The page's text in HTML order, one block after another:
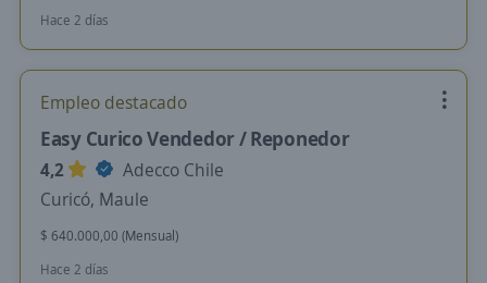
Hace 2 días
Empleo destacado
Easy Curico Vendedor / Reponedor
4,2
Adecco Chile
Curicó, Maule
$ 640.000,00 (Mensual)
Hace 2 días